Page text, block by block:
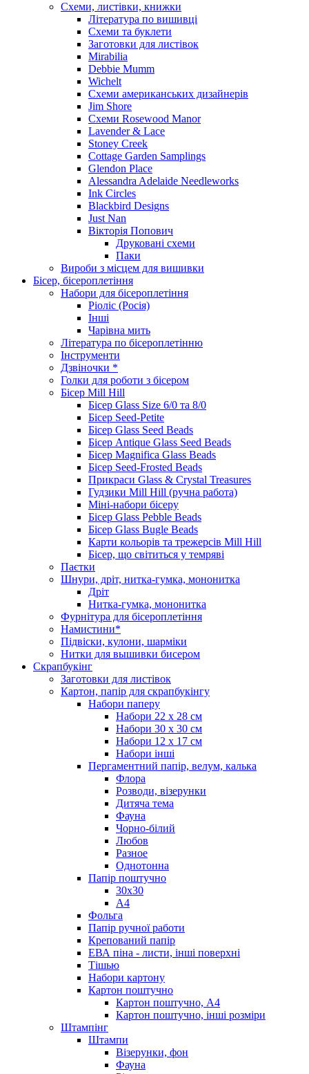
Схеми, листівки, книжки
Література по вишивці
Схеми та буклети
Заготовки для листівок
Mirabilia
Debbie Mumm
Wichelt
Схеми американських дизайнерів
Jim Shore
Cхеми Rosewood Manor
Lavender & Lace
Stoney Creek
Cottage Garden Samplings
Glendon Place
Alessandra Adelaide Needleworks
Ink Circles
Blackbird Designs
Just Nan
Вікторія Попович
Друковані схеми
Паки
Вироби з місцем для вишивки
Бісер, бісероплетіння
Набори для бісероплетіння
Ріоліс (Росія)
Інші
Чарівна мить
Література по бісероплетінню
Інструменти
Дзвіночки *
Голки для роботи з бісером
Бісер Mill Hill
Бісер Glass Size 6/0 та 8/0
Бісер Seed-Petite
Бісер Glass Seed Beads
Бісер Antique Glass Seed Beads
Бісер Magnifica Glass Beads
Бісер Seed-Frosted Beads
Прикраси Glass & Crystal Treasures
Гудзики Mill Hill (ручна работа)
Міні-набори бісеру
Бісер Glass Pebble Beads
Бісер Glass Bugle Beads
Карти кольорів та трежерсів Mill Hill
Бісер, що світиться у темряві
Паєтки
Шнури, дріт, нитка-гумка, мононитка
Дріт
Нитка-гумка, мононитка
Фурнітура для бісероплетіння
Намистини*
Підвіски, кулони, шарміки
Нитки для вышивки бисером
Скрапбукінг
Заготовки для листівок
Картон, папір для скрапбукінгу
Набори паперу
Набори 22 х 28 см
Набори 30 х 30 см
Набори 12 х 17 см
Набори інші
Пергаментний папір, велум, калька
Флора
Розводи, візерунки
Дитяча тема
Фауна
Чорно-білий
Любов
Разное
Однотонна
Папір поштучно
30х30
А4
Фольга
Папір ручної работи
Крепований папір
ЕВА піна - листи, інші поверхні
Тішью
Набори картону
Картон поштучно
Картон поштучно, А4
Картон поштучно, інші розміри
Штампінг
Штампи
Візерунки, фон
Фауна